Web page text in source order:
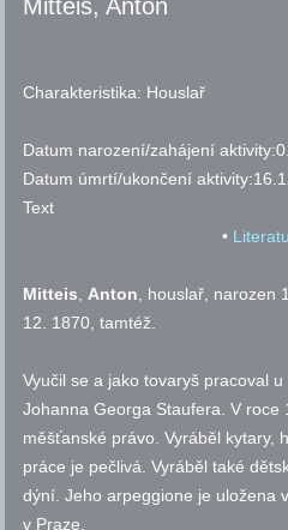
Mitteis, Anton
Charakteristika: Houslař
Datum narození/zahájení aktivity:
Datum úmrtí/ukončení aktivity:
Text
•
Mitteis,Anton, houslař, narozen
12. 1870, tamtéž.
Vyučil se a jako tovaryš pracoval
Johanna Georga Staufera. V roce
měšťanské právo. Vyráběl kytary,
práce je pečlivá. Vyráběl také
dýní. Jeho arpeggione je uložena
v Praze.